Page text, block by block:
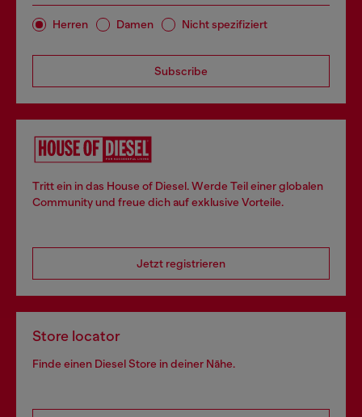
Herren Damen Nicht spezifiziert
Subscribe
Tritt ein in das House of Diesel. Werde Teil einer globalen
Community und freue dich auf exklusive Vorteile.
Jetzt registrieren
Store locator
Finde einen Diesel Store in deiner Nähe.